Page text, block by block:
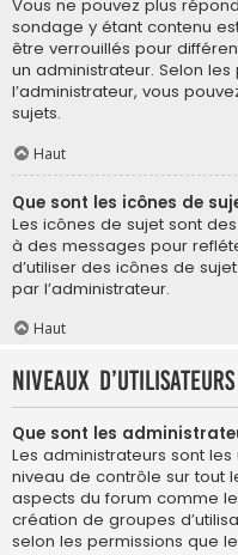
Vous ne pouvez plus
sondage y étant contenu
être verrouillés pour
un administrateur. Selon
l’administrateur, vous
sujets.
Haut
Que sont les icônes de
Les icônes de sujet sont
à des messages pour
d’utiliser des icônes de
par l’administrateur.
Haut
Niveaux
Que sont les
Les administrateurs sont
niveau de contrôle sur tout
aspects du forum comme
création de groupes
selon les permissions que